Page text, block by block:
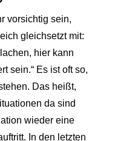
vorsichtig sein,
gleichsetzt mit:
hier kann
sein.“ Es ist oft so,
Das heißt,
da sind
wieder eine
In den letzten